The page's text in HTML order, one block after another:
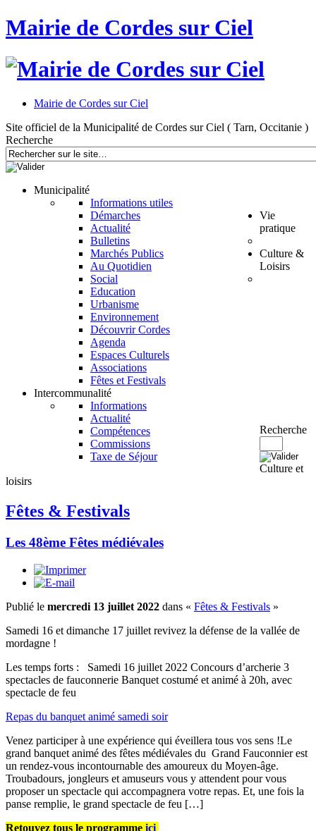
Mairie de Cordes sur Ciel
Mairie de Cordes sur Ciel
Site officiel de la Municipalité de Cordes sur Ciel ( Tarn, Occitanie )
Recherche
Municipalité
Informations utiles
Démarches
Actualité
Bulletins
Marchés Publics
Vie
pratique
Au Quotidien
Social
Education
Urbanisme
Environnement
Culture &
Loisirs
Découvrir Cordes
Agenda
Espaces Culturels
Associations
Fêtes et Festivals
Intercommunalité
Informations
Actualité
Compétences
Commissions
Taxe de Séjour
Recherche
Culture et
loisirs
Fêtes & Festivals
Les 48ème Fêtes médiévales
Publié le mercredi 13 juillet 2022 dans « Fêtes & Festivals »
Samedi 16 et dimanche 17 juillet revivez la défense de la vallée de
mordagne !
Les temps forts : Samedi 16 juillet 2022 Concours d’archerie 3
spectacles de fauconnerie Banquet costumé et animé à 20h, avec
spectacle de feu
Repas du banquet animé samedi soir
Venez participer à une expérience qui éveillera tous vos sens !Le
grand banquet animé des fêtes médiévales du Grand Fauconnier est
un rendez-vous incontournable des amoureux du Moyen-âge.
Troubadours, jongleurs et amuseurs vous y attendent pour vous
proposer un spectacle qui accompagnera votre repas. Et, une fois la
panse remplie, le grand spectacle de feu […]
Retouvez tous le programme ici